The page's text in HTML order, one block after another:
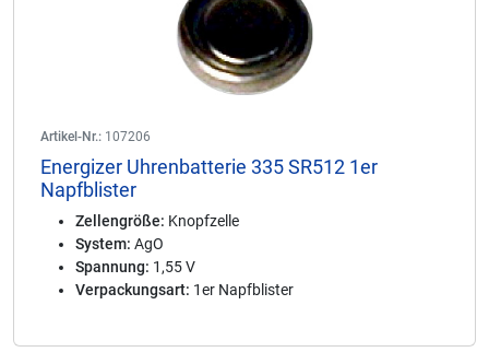
Artikel-Nr.: 107206
Energizer Uhrenbatterie 335 SR512 1er
Napfblister
Zellengröße: Knopfzelle
System: AgO
Spannung: 1,55 V
Verpackungsart: 1er Napfblister